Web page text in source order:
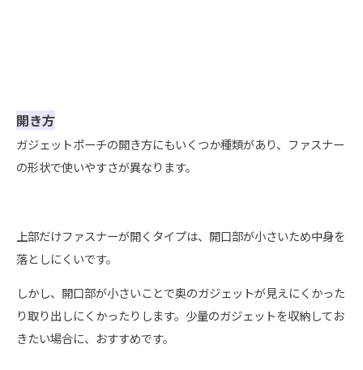
開き方
ガジェットポーチの開き方にもいくつか種類があり、ファスナー
の形状で使いやすさが異なります。
上部だけファスナーが開くタイプは、開口部が小さいため中身を
落としにくいです。
しかし、開口部が小さいことで奥のガジェットが見えにくかった
り取り出しにくかったりします。少量のガジェットを収納してお
きたい場合に、おすすめです。